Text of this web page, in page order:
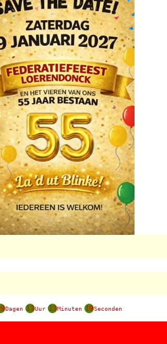
Dagen 13Uur 13Minuten 19Seconden